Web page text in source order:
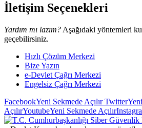
İletişim Seçenekleri
Yardım mı lazım? Aşağıdaki yöntemleri
geçebilirsiniz.
Hızlı Çözüm Merkezi
Bize Yazın
e-Devlet Çağrı Merkezi
Engelsiz Çağrı Merkezi
FacebookYeni Sekmede AçılırTwitter
AçılırYoutubeYeni Sekmede Açılır